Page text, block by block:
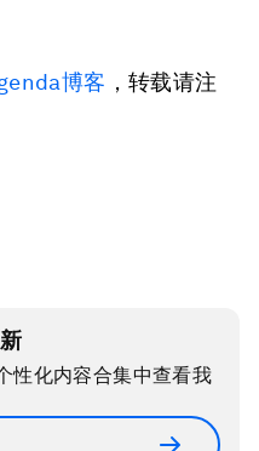
博客 ，转载请注
性化内容合集中查看我